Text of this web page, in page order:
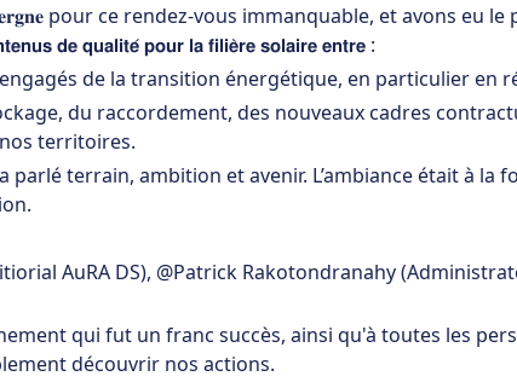
pour ce rendez-vous immanquable, et avons eu
𝗱𝗲 𝗾𝘂𝗮𝗹𝗶𝘁𝗲́ 𝗽𝗼𝘂𝗿 𝗹𝗮 𝗳𝗶𝗹𝗶𝗲̀𝗿𝗲 𝘀𝗼𝗹𝗮𝗶𝗿𝗲 𝗲𝗻𝘁𝗿𝗲 :
de la transition énergétique, en particulier en
du raccordement, des nouveaux cadres
territoires.
parlé terrain, ambition et avenir. L’ambiance était à
AuRA DS), @Patrick Rakotondranahy
qui fut un franc succès, ainsi qu'à toutes les
découvrir nos actions.